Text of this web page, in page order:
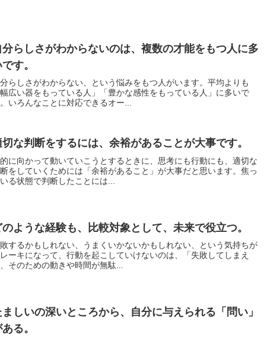
分らしさがわからないのは、複数の才能をもつ人に多
す。
らしさがわからない、という悩みをもつ人がいます。平均よりも
幅広い器をもっている人」「豊かな感性をもっている人」に多いで
いろんなことに対応できるオー...
切な判断をするには、余裕があることが大事です。
に向かって動いていこうとするときに、思考にも行動にも、適切な
をしていくためには「余裕があること」が大事だと思います。焦っ
る状態で判断したことには...
のような経験も、比較対象として、未来で役立つ。
するかもしれない、うまくいかないかもしれない、という気持ちが
ーキになって、行動を起こしていけないのは、「失敗してしまえ
そのための動きや時間が無駄...
ましいの深いところから、自分に与えられる「問い」
る。